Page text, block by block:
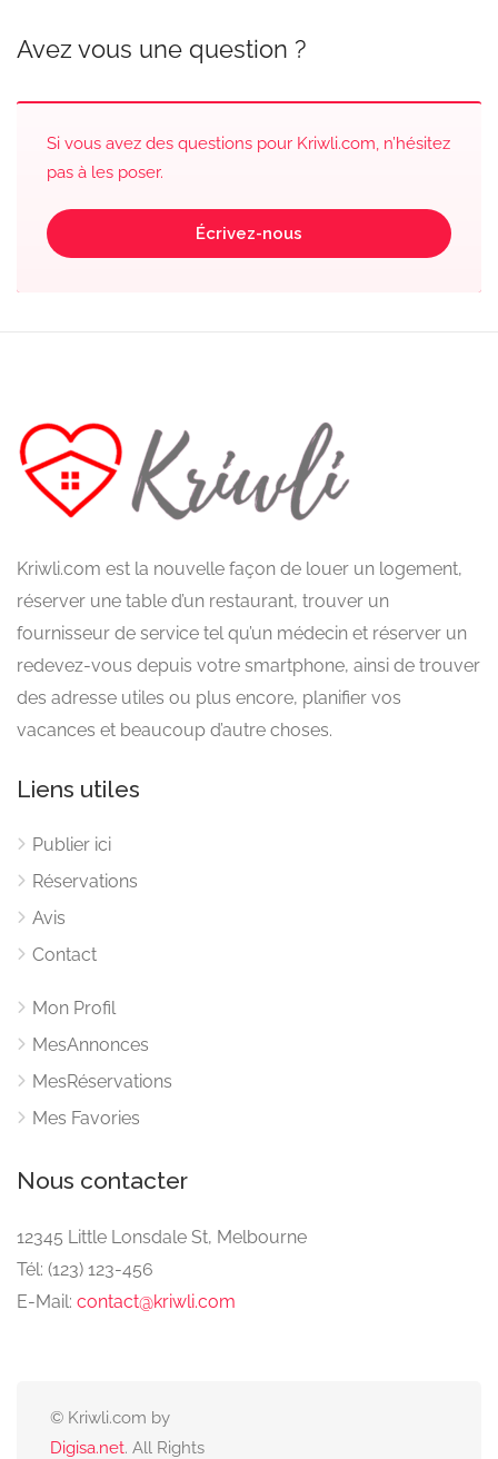
Avez vous une question ?
Si vous avez des questions pour Kriwli.com, n’hésitez
pas à les poser.
Écrivez-nous
Kriwli.com est la nouvelle façon de louer un logement,
réserver une table d’un restaurant, trouver un
fournisseur de service tel qu’un médecin et réserver un
redevez-vous depuis votre smartphone, ainsi de trouver
des adresse utiles ou plus encore, planifier vos
vacances et beaucoup d’autre choses.
Liens utiles
Publier ici
Réservations
Avis
Contact
Mon Profil
MesAnnonces
MesRéservations
Mes Favories
Nous contacter
12345 Little Lonsdale St, Melbourne
Tél: (123) 123-456
E-Mail: contact@kriwli.com
© Kriwli.com by
Digisa.net. All Rights